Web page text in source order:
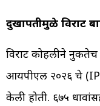
दुखापतीमुळे विराट
विराट कोहलीने
आयपीएल २०२६ चे
केली होती. ६७५